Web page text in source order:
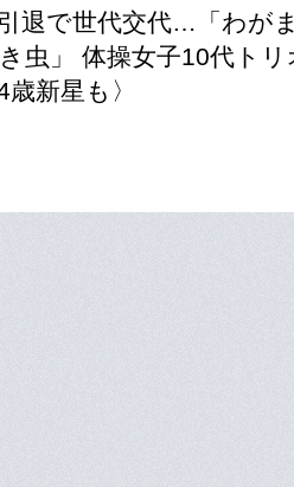
退で世代交代…「わが
虫」 体操女子10代ト
新星も〉